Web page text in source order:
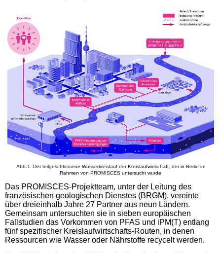
Abb.1: Der teilgeschlossene Wasserkreislauf der Kreislaufwirtschaft, der in Berlin im
Rahmen von PROMISCES untersucht wurde
Das PROMISCES-Projektteam, unter der Leitung des
französischen geologischen Dienstes (BRGM), vereinte
über dreieinhalb Jahre 27 Partner aus neun Ländern.
Gemeinsam untersuchten sie in sieben europäischen
Fallstudien das Vorkommen von PFAS und iPM(T) entlang
fünf spezifischer Kreislaufwirtschafts-Routen, in denen
Ressourcen wie Wasser oder Nährstoffe recycelt werden.